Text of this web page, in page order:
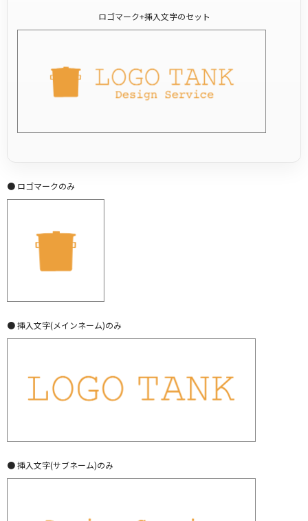
ロゴマーク+挿入文字のセット
● ロゴマークのみ
● 挿入文字(メインネーム)のみ
● 挿入文字(サブネーム)のみ